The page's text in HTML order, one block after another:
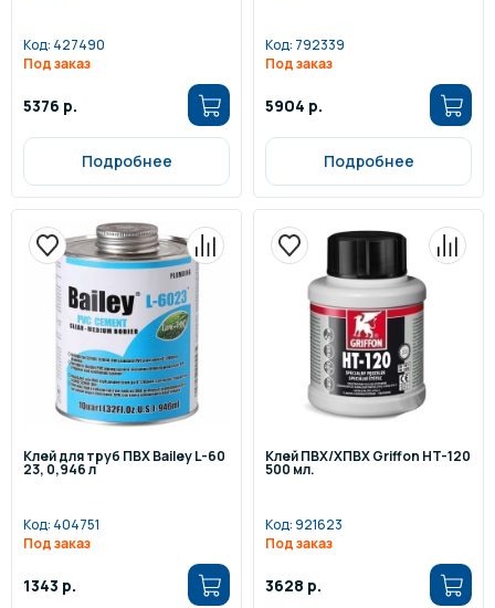
Код: 427490
Под заказ
5376 р.
Подробнее
Код: 792339
Под заказ
5904 р.
Подробнее
Клей для труб ПВХ Bailey L-60
23, 0,946 л
Код: 404751
Под заказ
1343 р.
Клей ПВХ/ХПВХ Griffon HT-120
500 мл.
Код:921623
Под заказ
3628 р.